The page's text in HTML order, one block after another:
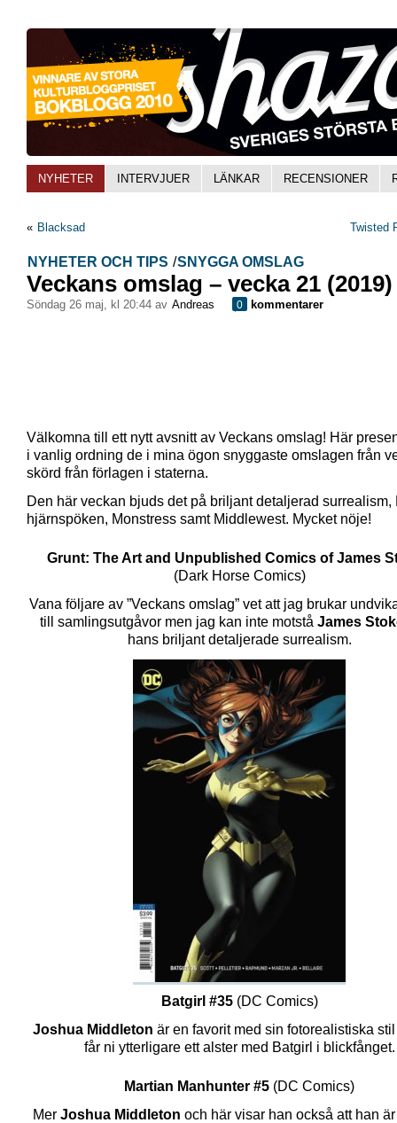
NYHETER INTERVJUER LÄNKAR RECENSIONER
« Blacksad Twisted
NYHETER OCH TIPS /SNYGGA OMSLAG
Veckans omslag – vecka 21 (2019)
söndag 26 maj, kl 20:44 av Andreas 0 kommentarer
Välkomna till ett nytt avsnitt av Veckans omslag! Här
i vanlig ordning de i mina ögon snyggaste omslagen från
skörd från förlagen i staterna.
Den här veckan bjuds det på briljant detaljerad surrealism,
hjärnspöken, Monstress samt Middlewest. Mycket nöje!
Grunt: The Art and Unpublished Comics of James
(Dark Horse Comics)
Vana följare av ”Veckans omslag” vet att jag brukar
till samlingsutgåvor men jag kan inte motstå James
hans briljant detaljerade surrealism.
Batgirl #35(DC Comics)
Joshua Middleton är en favorit med sin fotorealistiska
får ni ytterligare ett alster med Batgirl i blickfånget.
Martian Manhunter #5 (DC Comics)
Mer Joshua Middleton och här visar han också att han